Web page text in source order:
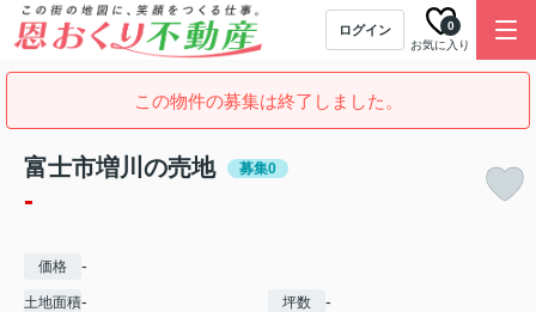
ログイン
お気に入り
0
この物件の募集は終了しました。
富士市増川の売地 募集0
-
価格 -
土地面積- 坪数 -